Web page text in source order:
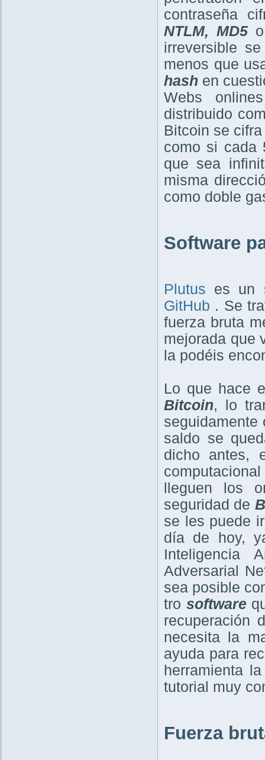
contraseña
NTLM, MD5
irreversible
menos que
hash en
Webs
distribuido
Bitcoin se
como si cada
que sea
misma
como doble
Software
Plutus es un
GitHub . Se
fuerza bruta
mejorada que
la podéis
Lo que hace
Bitcoin, lo
seguidamente
saldo se
dicho antes,
lleguen los
seguridad de
se les puede
día de hoy,
Inteligencia
Adversarial
sea posible
tro software
recuperación
necesita la
ayuda para
herramienta
tutorial muy
Fuerza